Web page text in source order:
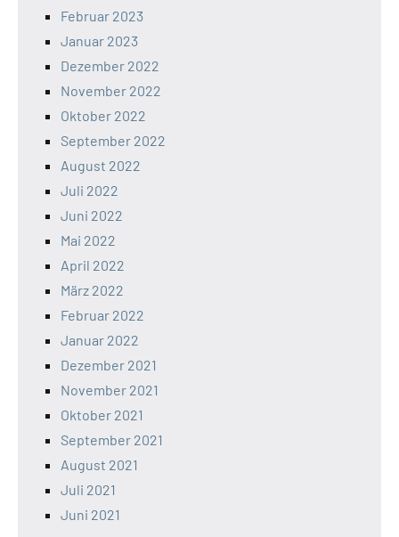
Februar 2023
Januar 2023
Dezember 2022
November 2022
Oktober 2022
September 2022
August 2022
Juli 2022
Juni 2022
Mai 2022
April 2022
März 2022
Februar 2022
Januar 2022
Dezember 2021
November 2021
Oktober 2021
September 2021
August 2021
Juli 2021
Juni 2021